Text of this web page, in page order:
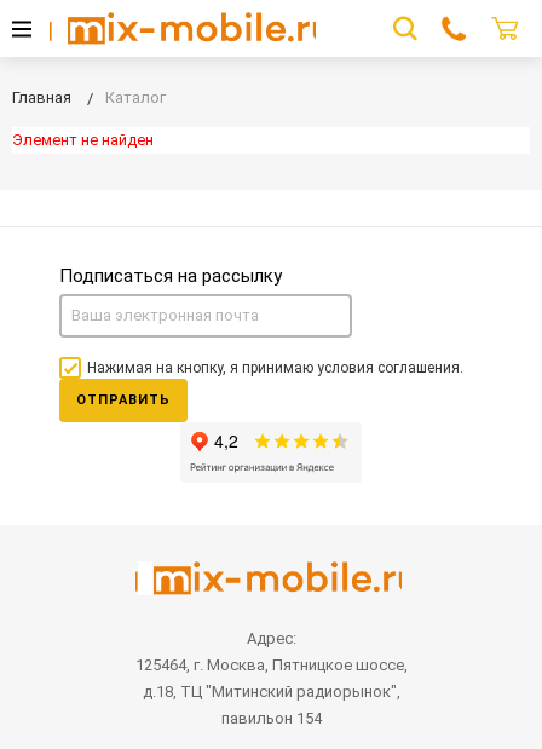
Главная Каталог
Элемент не найден
Подписаться на рассылку
Нажимая на кнопку, я принимаю условия соглашения.
ОТПРАВИТЬ
Адрес:
125464, г. Москва, Пятницкое шоссе,
д.18, ТЦ "Митинский радиорынок",
павильон 154